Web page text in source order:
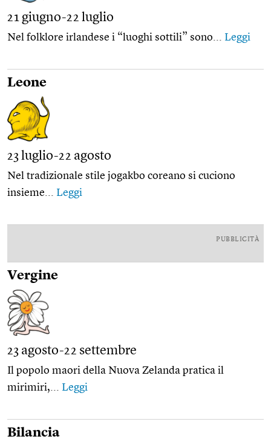
21 giugno-22 luglio
Nel folklore irlandese i “luoghi sottili” sono... Leggi
Leone
23 luglio-22 agosto
Nel tradizionale stile jogakbo coreano si cuciono
insieme... Leggi
PUBBLICITÀ
Vergine
23 agosto-22 settembre
Il popolo maori della Nuova Zelanda pratica il
mirimiri,... Leggi
Bilancia